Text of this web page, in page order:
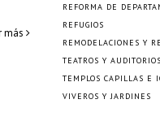
más
REFORMA DE
REFUGIOS
REMODELACIONES Y
TEATROS Y AUDITORIOS
TEMPLOS CAPILLAS E
VIVEROS Y JARDINES